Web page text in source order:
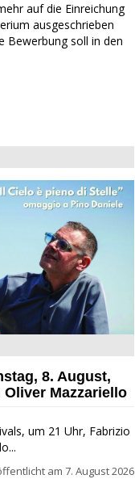
auf die Einreichung
ausgeschrieben
Bewerbung soll in den
zu Gast beim
8. August,
Mazzariello
um 21 Uhr, Fabrizio
am 7. August 2026